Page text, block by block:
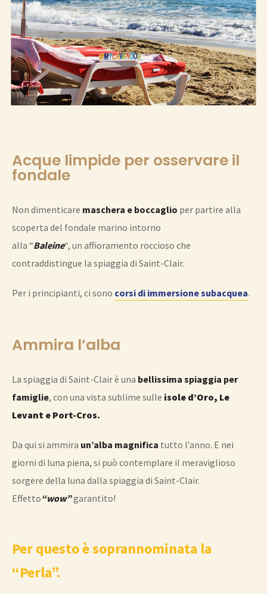
Acque limpide per osservare il
fondale
Non dimenticare maschera e boccaglio per partire alla
scoperta del fondale marino intorno
alla “Baleine“, un affioramento roccioso che
contraddistingue la spiaggia di Saint-Clair.
Per i principianti, ci sono corsi di immersione subacquea.
Ammira l’alba
La spiaggia di Saint-Clair è una bellissima spiaggia per
famiglie, con una vista sublime sulle isole d’Oro, Le
Levant e Port-Cros.
Da qui si ammira un’alba magnifica tutto l’anno. E nei
giorni di luna piena, si può contemplare il meraviglioso
sorgere della luna dalla spiaggia di Saint-Clair.
Effetto“wow”garantito!
Per questo è soprannominata la
“Perla”.